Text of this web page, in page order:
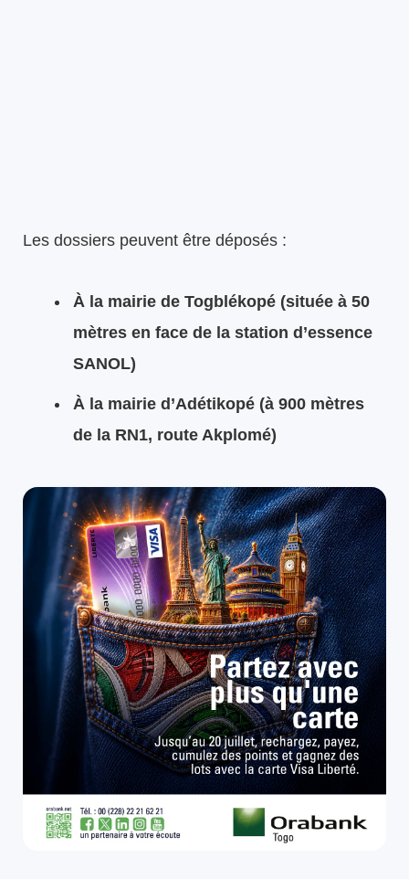
Les dossiers peuvent être déposés :
À la mairie de Togblékopé (située à 50
mètres en face de la station d’essence
SANOL)
À la mairie d’Adétikopé (à 900 mètres
de la RN1, route Akplomé)